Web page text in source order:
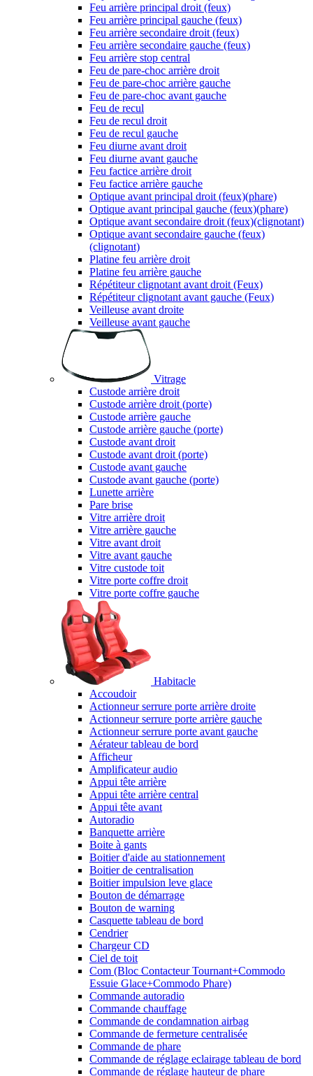
Feu arrière principal droit (feux)
Feu arrière principal gauche (feux)
Feu arrière secondaire droit (feux)
Feu arrière secondaire gauche (feux)
Feu arrière stop central
Feu de pare-choc arrière droit
Feu de pare-choc arrière gauche
Feu de pare-choc avant gauche
Feu de recul
Feu de recul droit
Feu de recul gauche
Feu diurne avant droit
Feu diurne avant gauche
Feu factice arrière droit
Feu factice arrière gauche
Optique avant principal droit (feux)(phare)
Optique avant principal gauche (feux)(phare)
Optique avant secondaire droit (feux)(clignotant)
Optique avant secondaire gauche (feux)
(clignotant)
Platine feu arrière droit
Platine feu arrière gauche
Répétiteur clignotant avant droit (Feux)
Répétiteur clignotant avant gauche (Feux)
Veilleuse avant droite
Veilleuse avant gauche
Vitrage
Custode arrière droit
Custode arrière droit (porte)
Custode arrière gauche
Custode arrière gauche (porte)
Custode avant droit
Custode avant droit (porte)
Custode avant gauche
Custode avant gauche (porte)
Lunette arrière
Pare brise
Vitre arrière droit
Vitre arrière gauche
Vitre avant droit
Vitre avant gauche
Vitre custode toit
Vitre porte coffre droit
Vitre porte coffre gauche
Habitacle
Accoudoir
Actionneur serrure porte arrière droite
Actionneur serrure porte arrière gauche
Actionneur serrure porte avant gauche
Aérateur tableau de bord
Afficheur
Amplificateur audio
Appui tête arrière
Appui tête arrière central
Appui tête avant
Autoradio
Banquette arrière
Boite à gants
Boitier d'aide au stationnement
Boitier de centralisation
Boitier impulsion leve glace
Bouton de démarrage
Bouton de warning
Casquette tableau de bord
Cendrier
Chargeur CD
Ciel de toit
Com (Bloc Contacteur Tournant+Commodo
Essuie Glace+Commodo Phare)
Commande autoradio
Commande chauffage
Commande de condamnation airbag
Commande de fermeture centralisée
Commande de phare
Commande de réglage eclairage tableau de bord
Commande de réglage hauteur de phare